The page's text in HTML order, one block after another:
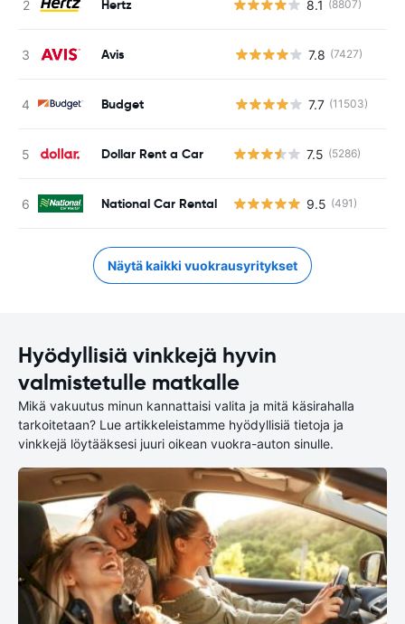
Hertz 8.1 (8807)
Avis 7.8 (7427)
Budget 7.7 (11503)
Dollar Rent a Car 7.5 (5286)
National Car Rental 9.5 (491)
Näytä kaikki vuokrausyritykset
Hyödyllisiä vinkkejä hyvin
valmistetulle matkalle
Mikä vakuutus minun kannattaisi valita ja mitä käsirahalla
tarkoitetaan? Lue artikkeleistamme hyödyllisiä tietoja ja
vinkkejä löytääksesi juuri oikean vuokra-auton sinulle.